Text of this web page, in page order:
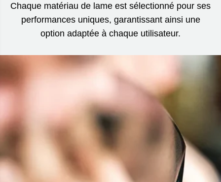
Chaque matériau de lame est sélectionné pour ses
performances uniques, garantissant ainsi une
option adaptée à chaque utilisateur.